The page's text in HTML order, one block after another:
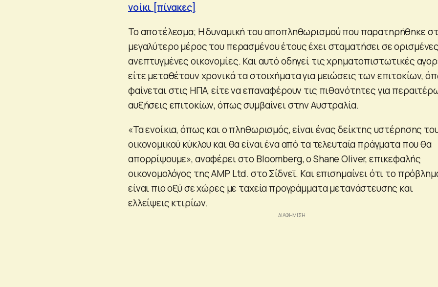
νοίκι [πίνακες]
Το αποτέλεσμα; Η δυναμική του αποπληθωρισμού που παρατηρήθηκε
μεγαλύτερο μέρος του περασμένου έτους έχει σταματήσει σε ορισμένες
ανεπτυγμένες οικονομίες. Και αυτό οδηγεί τις χρηματοπιστωτικές
είτε μεταθέτουν χρονικά τα στοιχήματα για μειώσεις των επιτοκίων,
φαίνεται στις ΗΠΑ, είτε να επαναφέρουν τις πιθανότητες για
αυξήσεις επιτοκίων, όπως συμβαίνει στην Αυστραλία.
«Τα ενοίκια, όπως και ο πληθωρισμός, είναι ένας δείκτης υστέρησης
οικονομικού κύκλου και θα είναι ένα από τα τελευταία πράγματα που θα
απορρίψουμε», αναφέρει στο Bloomberg, ο Shane Oliver, επικεφαλής
οικονομολόγος της AMP Ltd. στο Σίδνεϊ. Και επισημαίνει ότι το
είναι πιο οξύ σε χώρες με ταχεία προγράμματα μετανάστευσης και
ελλείψεις κτιρίων.